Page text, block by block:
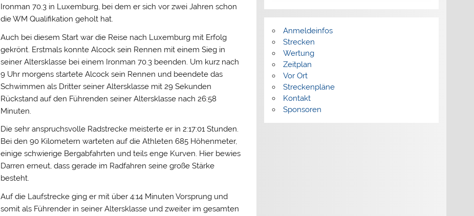
Ironman 70.3 in Luxemburg, bei dem er sich vor zwei Jahren schon
die WM Qualifikation geholt hat.
Auch bei diesem Start war die Reise nach Luxemburg mit Erfolg
gekrönt. Erstmals konnte Alcock sein Rennen mit einem Sieg in
seiner Altersklasse bei einem Ironman 70.3 beenden. Um kurz nach
9 Uhr morgens startete Alcock sein Rennen und beendete das
Schwimmen als Dritter seiner Altersklasse mit 29 Sekunden
Rückstand auf den Führenden seiner Altersklasse nach 26:58
Minuten.
Die sehr anspruchsvolle Radstrecke meisterte er in 2:17:01 Stunden.
Bei den 90 Kilometern warteten auf die Athleten 685 Höhenmeter,
einige schwierige Bergabfahrten und teils enge Kurven. Hier bewies
Darren erneut, dass gerade im Radfahren seine große Stärke
besteht.
Auf die Laufstrecke ging er mit über 4:14 Minuten Vorsprung und
somit als Führender in seiner Altersklasse und zweiter im gesamten
Anmeldeinfos
Strecken
Wertung
Zeitplan
Vor Ort
Streckenpläne
Kontakt
Sponsoren